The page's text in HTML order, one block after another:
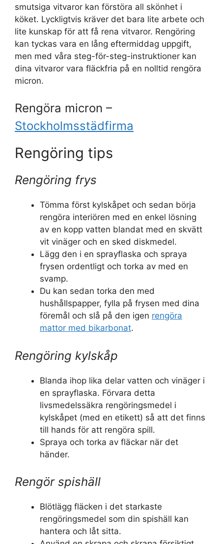
smutsiga vitvaror kan förstöra all skönhet i
köket. Lyckligtvis kräver det bara lite arbete och
lite kunskap för att få rena vitvaror. Rengöring
kan tyckas vara en lång eftermiddag uppgift,
men med våra steg-för-steg-instruktioner kan
dina vitvaror vara fläckfria på en nolltid rengöra
micron.
Rengöra micron –
Stockholmsstädfirma
Rengöring tips
Rengöring frys
Tömma först kylskåpet och sedan börja
rengöra interiören med en enkel lösning
av en kopp vatten blandat med en skvätt
vit vinäger och en sked diskmedel.
Lägg den i en sprayflaska och spraya
frysen ordentligt och torka av med en
svamp.
Du kan sedan torka den med
hushållspapper, fylla på frysen med dina
föremål och slå på den igen rengöra
mattor med bikarbonat.
Rengöring kylskåp
Blanda ihop lika delar vatten och vinäger i
en sprayflaska. Förvara detta
livsmedelssäkra rengöringsmedel i
kylskåpet (med en etikett) så att det finns
till hands för att rengöra spill.
Spraya och torka av fläckar när det
händer.
Rengör spishäll
Blötlägg fläcken i det starkaste
rengöringsmedel som din spishäll kan
hantera och låt sitta.